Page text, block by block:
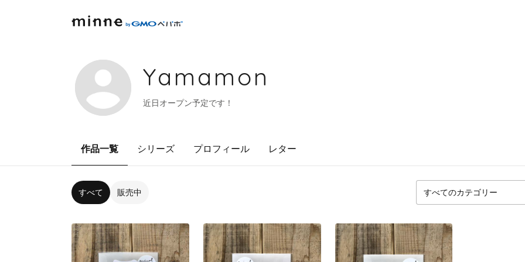
Yamamon
近日オープン予定です！
作品一覧 シリーズ プロフィール レター
すべて 販売中